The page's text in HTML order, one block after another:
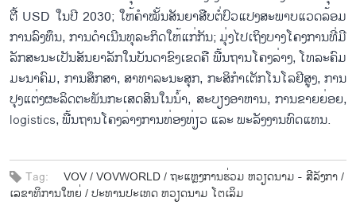
ຕື້ USD ໃນ​ປີ 2030; ໃຫ້​ຄໍ​າ​ໝັ້ນ​ສັນ​ຍາ​ສືບ​ຕໍ່​ປົວ​ແປງ​ສະ​ພາບ​ແວດ​ລ້ອມ​
ການ​ລົງ​ທຶນ, ການ​ດຳ​ເນີນ​ທຸ​ລະ​ກິດ​ໃຫ້​ແກ່​ກັນ; ມຸ່ງ​ໄປ​ເຖິງ​ບາງ​ໂຄງ​ການ​ທີ່​ມີ​
ລັກ​ສະ​ນະ​ເປັນສັນ​ຍາ​ລັກ​ໃນ​ບັນ​ດາ​ຂົງ​ເຂດ​ຄື ພື້ນ​ຖານ​ໂຄງ​ລ່າງ, ໂທ​ລະ​ຄົມ​
ມະ​ນາ​ຄົມ, ການ​ສຶກ​ສາ, ສາ​ທາ​ລະ​ນະ​ສຸກ, ກະ​ສິ​ກຳ​ເຕັກ​ໂນ​ໂລ​ຢີ​ສູງ, ການ​
ປຸງ​ແຕ່ງ​ຜະ​ລິດ​ຕະ​ພັນ​ກະ​ເສດ​ສິນ​ໃນ​ນ້ຳ, ສະ​ບຽງ​ອາ​ຫານ, ການ​ຂາຍ​ຍ່ອຍ,
logistics, ພື້ນ​ຖານ​ໂຄງ​ລ່າງ​ການ​ທ່ອງ​ທ່ຽວ ແລະ ພະ​ລັງ​ງານ​ທົດ​ແທນ.
Tag: VOV /VOVWORLD /ຖະ​ແຫຼງ​ກາ​ນ​ຮ່ວມ ຫວຽດ​ນາມ - ສີ​ລັງ​ກາ /
ເລ​ຂາ​ທິ​ການ​ໃຫຍ່ /ປະ​ທານ​ປະ​ເທດ ຫວຽດ​ນາມ ໂຕ​ເລິມ